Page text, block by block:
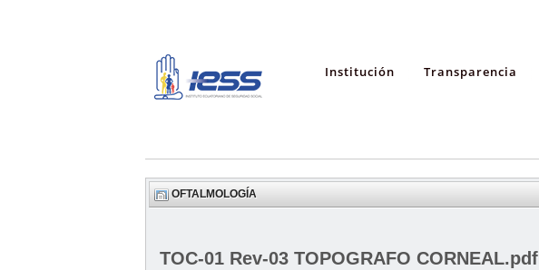
Institución Transparencia
OFTALMOLOGÍA
TOC-01 Rev-03 TOPOGRAFO CORNEAL.pdf